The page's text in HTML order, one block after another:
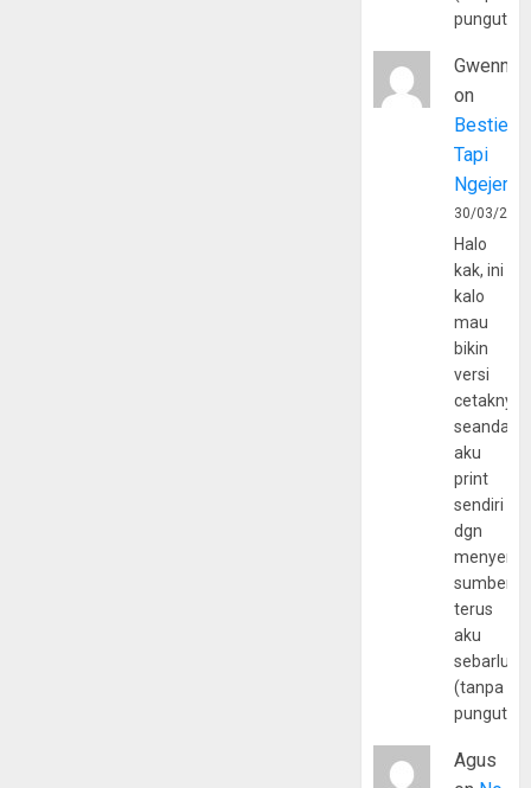
Gwenny
on
Bestie
Tapi
30/03/
Halo
kak, ini
kalo
mau
bikin
versi
cetaknya
aku
print
sendiri
dgn
sumber
terus
aku
(tanpa
Agus